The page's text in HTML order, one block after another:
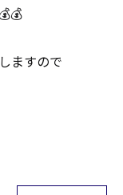
ますので